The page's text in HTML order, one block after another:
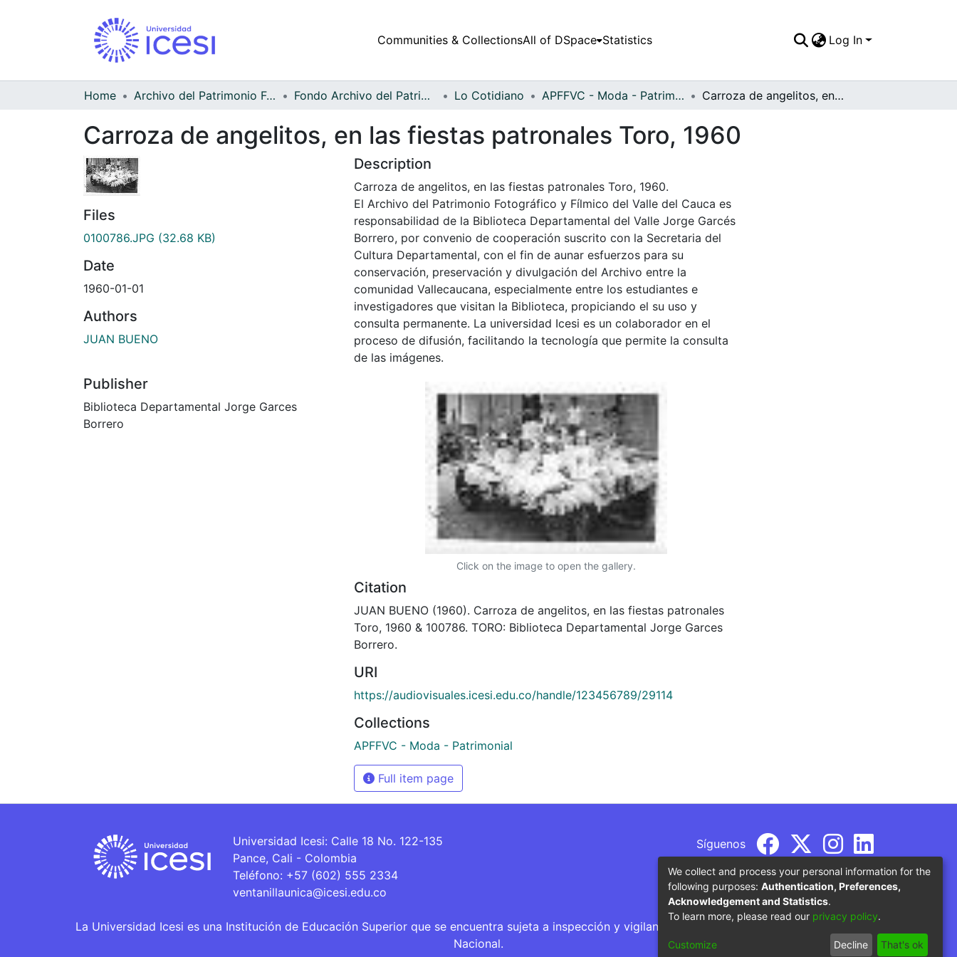
Communities & CollectionsAll of DSpace Statistics Log In
Home Archivo del Patrimonio Fotográfico y Fílmico del Valle del Cauca Fondo Archivo del Patrimonio Fotográfico y Fílmico del Valle del Cauca Lo Cotidiano APFFVC - Moda - Patrimonial Carroza de angelitos, en las fiestas patronales Toro, 1960
Carroza de angelitos, en las fiestas patronales Toro, 1960
Files
0100786.JPG (32.68 KB)
Date
1960-01-01
Authors
JUAN BUENO
Publisher
Biblioteca Departamental Jorge Garces
Borrero
Description
Carroza de angelitos, en las fiestas patronales Toro, 1960.
El Archivo del Patrimonio Fotográfico y Fílmico del Valle del Cauca es
responsabilidad de la Biblioteca Departamental del Valle Jorge Garcés
Borrero, por convenio de cooperación suscrito con la Secretaria del
Cultura Departamental, con el fin de aunar esfuerzos para su
conservación, preservación y divulgación del Archivo entre la
comunidad Vallecaucana, especialmente entre los estudiantes e
investigadores que visitan la Biblioteca, propiciando el su uso y
consulta permanente. La universidad Icesi es un colaborador en el
proceso de difusión, facilitando la tecnología que permite la consulta
de las imágenes.
Click on the image to open the gallery.
Citation
JUAN BUENO (1960). Carroza de angelitos, en las fiestas patronales
Toro, 1960 & 100786. TORO: Biblioteca Departamental Jorge Garces
Borrero.
URI
https://audiovisuales.icesi.edu.co/handle/123456789/29114
Collections
APFFVC - Moda - Patrimonial
Full item page
Universidad Icesi: Calle 18 No. 122-135
Pance, Cali - Colombia
Teléfono: +57 (602) 555 2334
ventanillaunica@icesi.edu.co
Síguenos
La Universidad Icesi es una Institución de Educación Superior que se encuentra sujeta a inspección y vigilancia por parte del Ministerio de Educación
Nacional.
We collect and process your personal information for the
following purposes: Authentication, Preferences,
Acknowledgement and Statistics.
To learn more, please read our privacy policy.
Customize Decline That's ok